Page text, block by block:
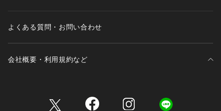
よくある質問・お問い合わせ
会社概要・利用規約など